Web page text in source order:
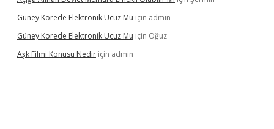
Güney Korede Elektronik Ucuz Mu için admin
Güney Korede Elektronik Ucuz Mu için Oğuz
Aşk Filmi Konusu Nedir için admin